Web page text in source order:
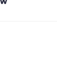
TÜM GECE AYNI